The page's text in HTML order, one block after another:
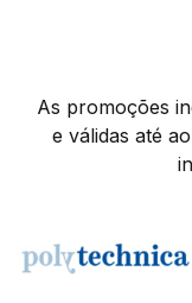
As promoções
e válidas até